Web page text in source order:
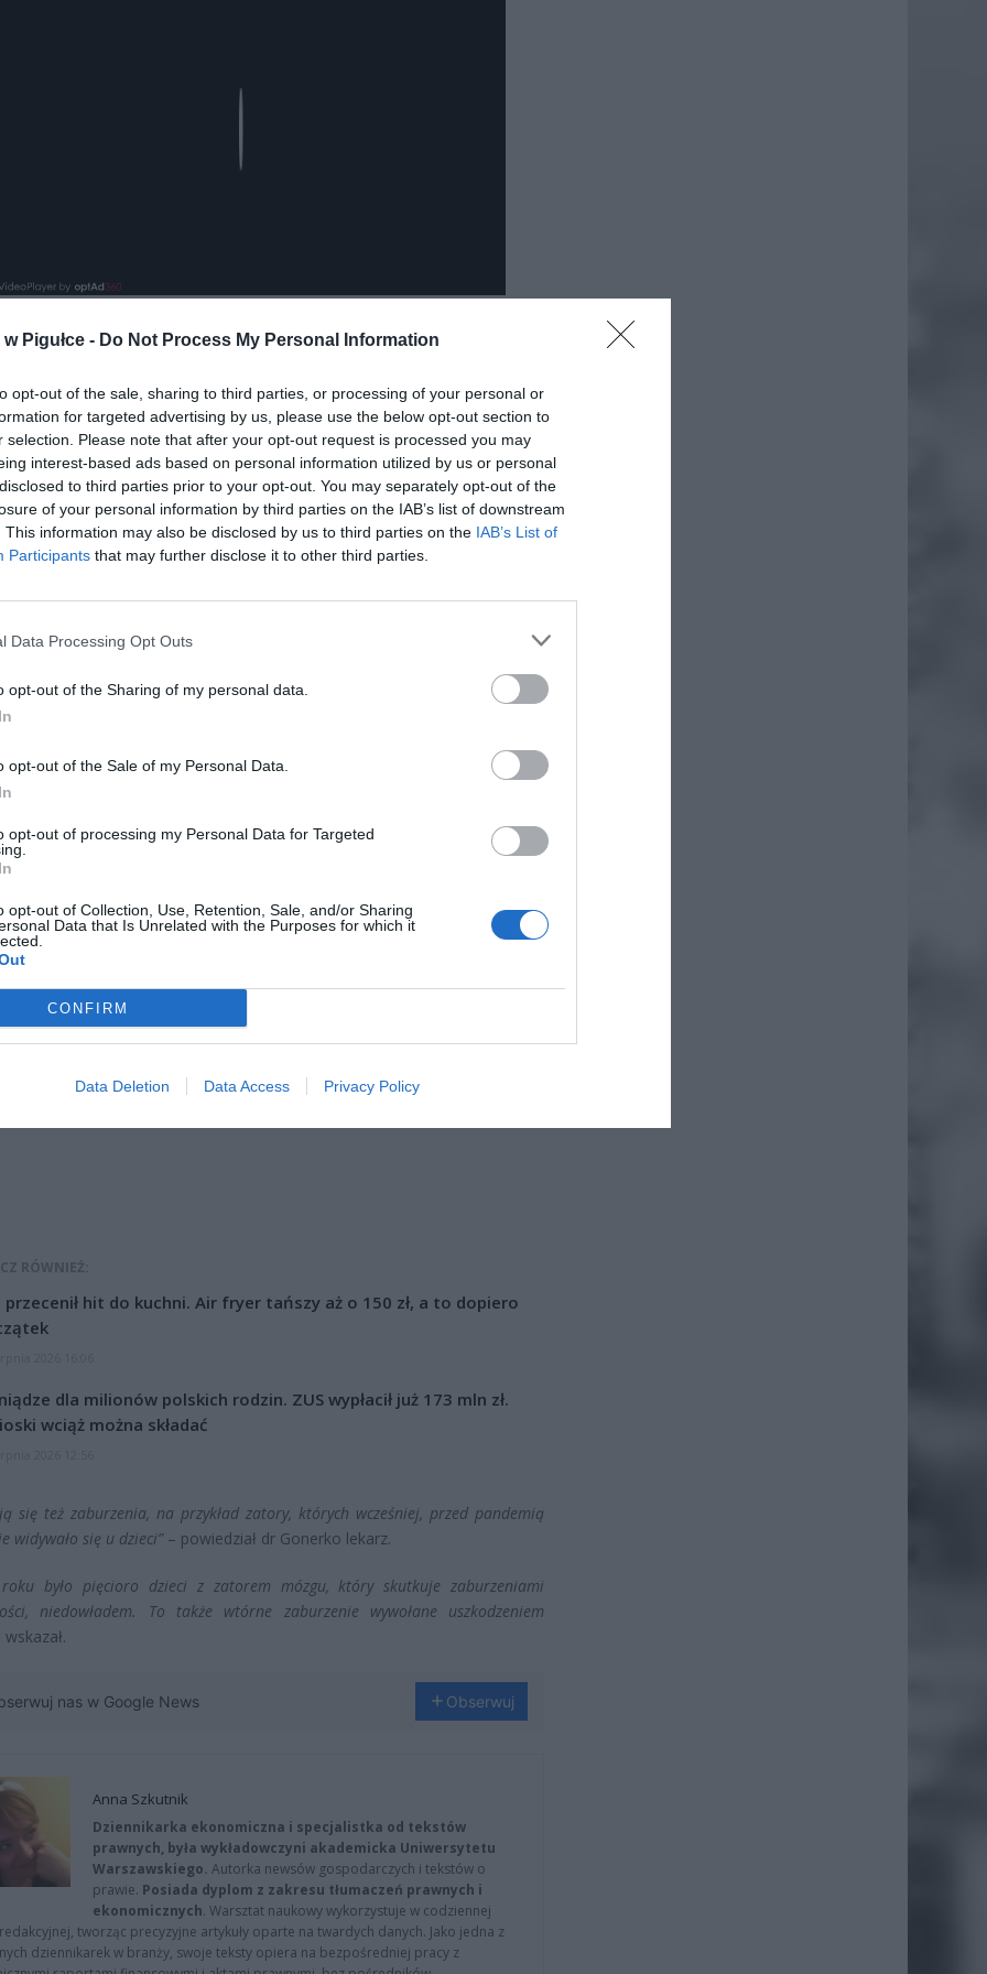
Pigułce - Do Not Process My Personal Information
opt-out of the sale, sharing to third parties, or processing of your personal or
for targeted advertising by us, please use the below opt-out section to
selection. Please note that after your opt-out request is processed you may
interest-based ads based on personal information utilized by us or personal
to third parties prior to your opt-out. You may separately opt-out of the
of your personal information by third parties on the IAB’s list of downstream
This information may also be disclosed by us to third parties on the IAB’s List of
Participants that may further disclose it to other third parties.
Data Processing Opt Outs
opt-out of the Sharing of my personal data.
opt-out of the Sale of my Personal Data.
opt-out of processing my Personal Data for Targeted
opt-out of Collection, Use, Retention, Sale, and/or Sharing
Data that Is Unrelated with the Purposes for which it
CONFIRM
Data Deletion Data Access Privacy Policy
nas do preferowanych źródeł w Google
Fot. Warszawa w Pigułce
że oprócz PIMS w pandemii pojawiły się także inne niepokojące
ad
RÓWNIEŻ:
przecenił hit do kuchni. Air fryer tańszy aż o 150 zł, a to dopiero
dla milionów polskich rodzin. ZUS wypłacił już 173 mln zł.
wciąż można składać
się też zaburzenia, na przykład zatory, których wcześniej, przed pandemią
widywało się u dzieci”– powiedział dr Gonerko lekarz.
było pięcioro dzieci z zatorem mózgu, który skutkuje zaburzeniami
niedowładem. To także wtórne zaburzenie wywołane uszkodzeniem
wskazał.
nas w Google News Obserwuj
Anna Szkutnik
Dziennikarka ekonomiczna i specjalistka od tekstów
prawnych, była wykładowczyni akademicka Uniwersytetu
Warszawskiego. Autorka newsów gospodarczych i tekstów o
prawie. Posiada dyplom z zakresu tłumaczeń prawnych i
ekonomicznych. Warsztat naukowy wykorzystuje w codziennej
tworząc precyzyjne artykuły oparte na twardych danych. Jako jedna z
dziennikarek w branży, swoje teksty opiera na bezpośredniej pracy z